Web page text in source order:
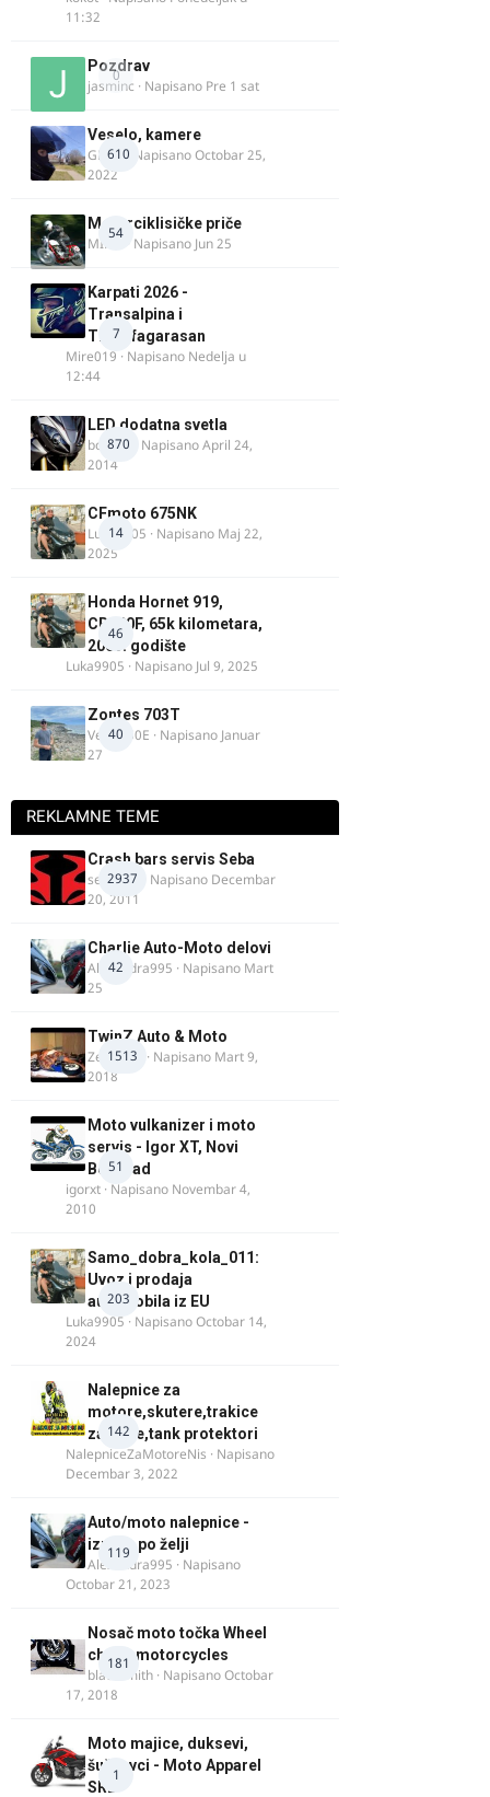
11:32
0
Pozdrav
jasminc · Napisano Pre 1 sat
610
Veselo, kamere
GR 46· NapisanoOctobar 25,
2022
54
Motorciklisičke priče
MIHO · Napisano Jun 25
7
Karpati 2026 -
Transalpina i
Transfagarasan
Mire019 · Napisano Nedelja u
12:44
870
LED dodatna svetla
boki.64 · NapisanoApril 24,
2014
14
CFmoto 675NK
Luka9905 · Napisano Maj 22,
2025
46
Honda Hornet 919,
CB900F, 65k kilometara,
2005. godište
Luka9905 · Napisano Jul 9, 2025
40
Zontes 703T
Verdi350E · Napisano Januar
27
REKLAMNE TEME
2937
Crash bars servis Seba
seba011 · Napisano Decembar
20, 2011
42
Charlie Auto-Moto delovi
Alexandra995 · Napisano Mart
25
1513
TwinZ Auto & Moto
Zeljkamp · Napisano Mart 9,
2018
51
Moto vulkanizer i moto
servis - Igor XT, Novi
Beograd
igorxt · Napisano Novembar 4,
2010
203
Samo_dobra_kola_011:
Uvoz i prodaja
automobila iz EU
Luka9905 · NapisanoOctobar 14,
2024
142
Nalepnice za
motore,skutere,trakice
za felne,tank protektori
NalepniceZaMotoreNis · Napisano
Decembar 3, 2022
119
Auto/moto nalepnice -
izrada po želji
Alexandra995 · Napisano
Octobar 21, 2023
181
Nosač moto točka Wheel
chock motorcycles
blacksmith · NapisanoOctobar
17, 2018
1
Moto majice, duksevi,
šuškavci - Moto Apparel
SRB